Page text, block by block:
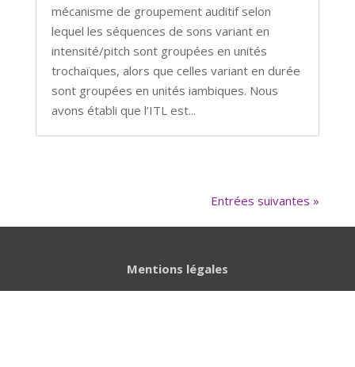
mécanisme de groupement auditif selon
lequel les séquences de sons variant en
intensité/pitch sont groupées en unités
trochaïques, alors que celles variant en durée
sont groupées en unités iambiques. Nous
avons établi que l’ITL est...
Entrées suivantes »
Mentions légales